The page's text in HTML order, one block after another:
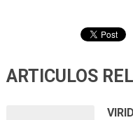
ARTICULOS